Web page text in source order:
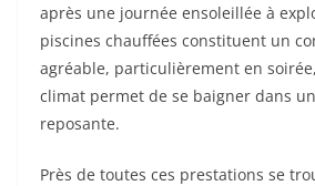
après une journée ensoleillée à
piscines chauffées constituent un
agréable, particulièrement en
climat permet de se baigner dans
reposante.
Près de toutes ces prestations se